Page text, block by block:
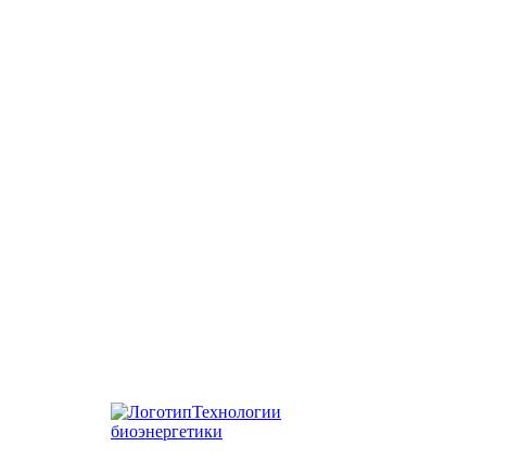
Технологии
биоэнергетики